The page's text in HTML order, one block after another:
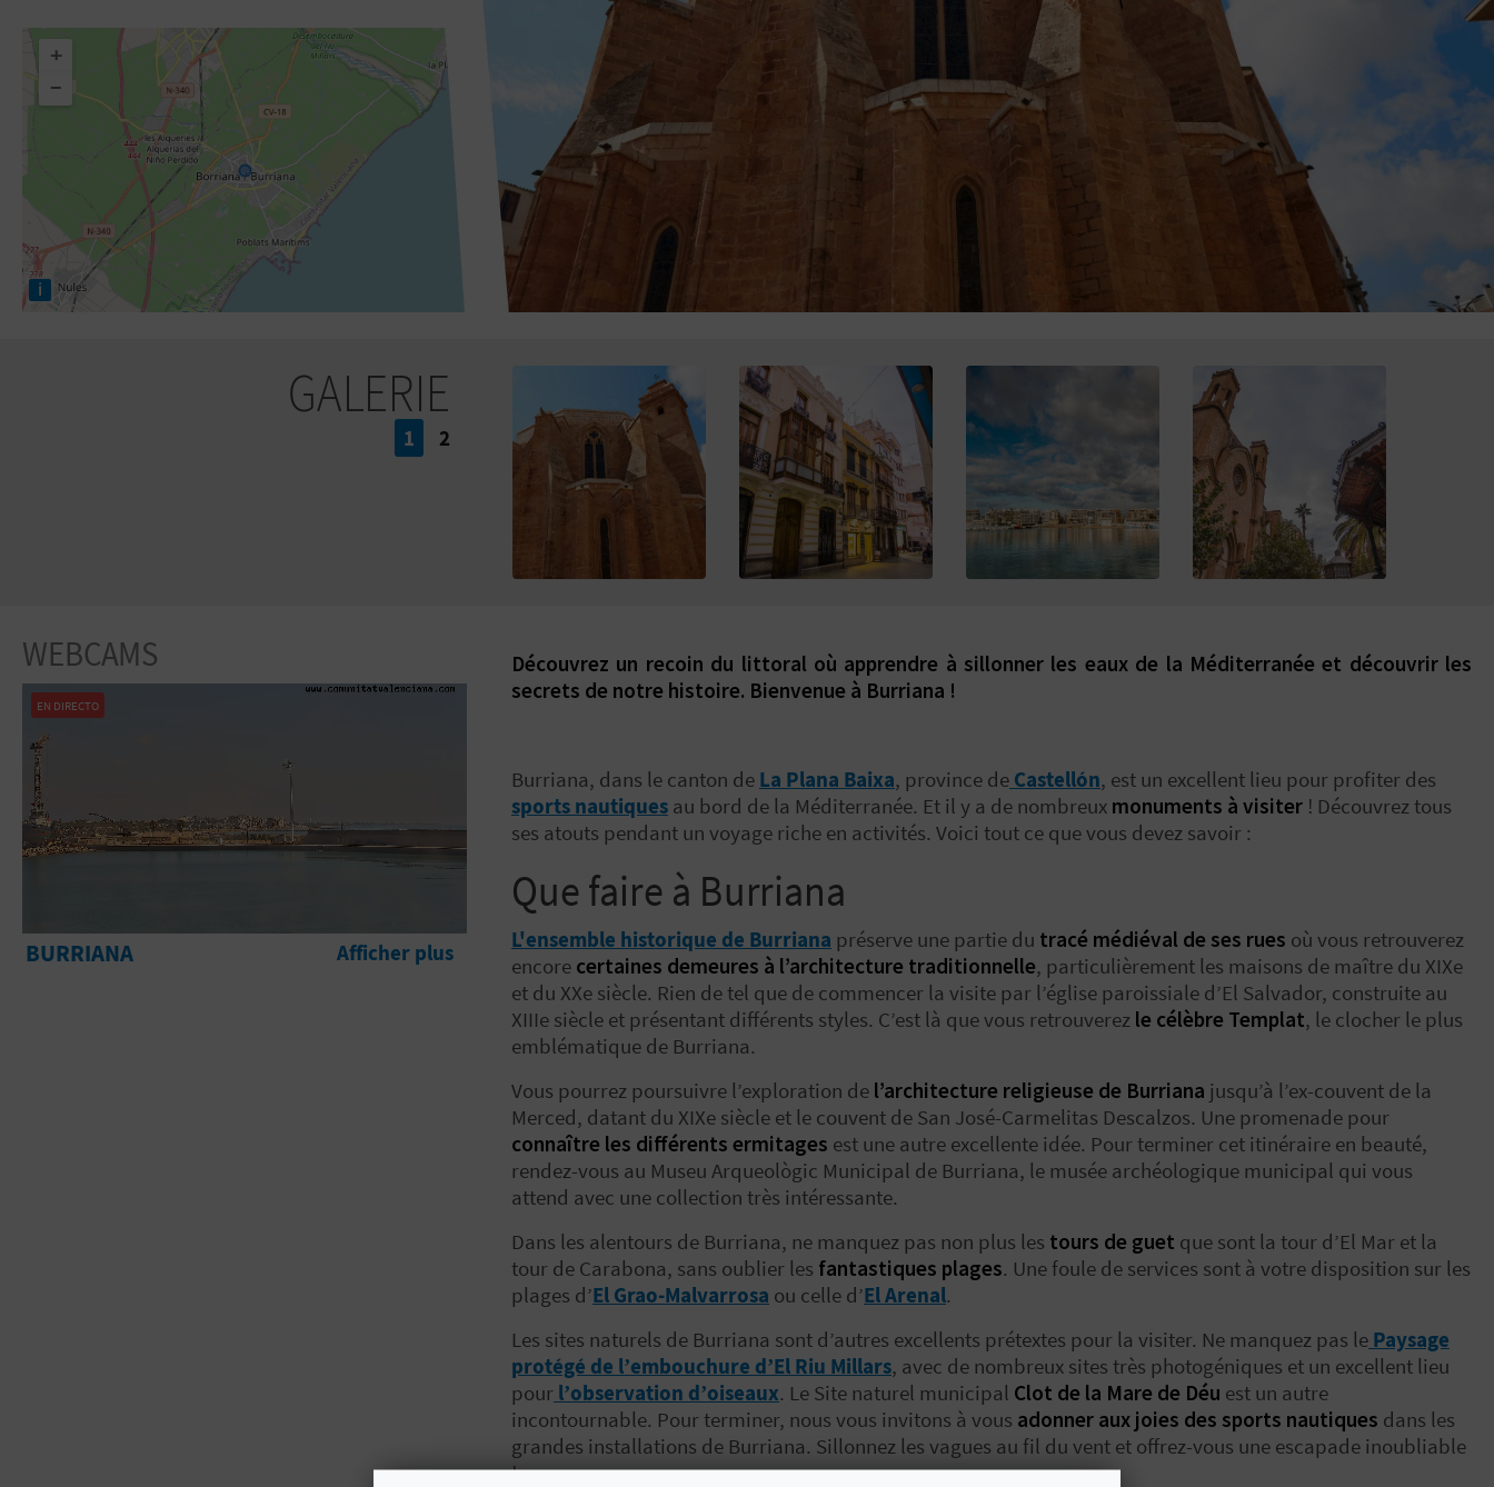
+
−
i
GALERIE
1 2
WEBCAMS
EN DIRECTO
BURRIANA Afficher plus
Découvrez un recoin du littoral où apprendre à sillonner les eaux de la Méditerranée et découvrir les
secrets de notre histoire. Bienvenue à Burriana !
Burriana, dans le canton de La Plana Baixa, province de Castellón, est un excellent lieu pour profiter des
sports nautiques au bord de la Méditerranée. Et il y a de nombreux monuments à visiter ! Découvrez tous
ses atouts pendant un voyage riche en activités. Voici tout ce que vous devez savoir :
Que faire à Burriana
L'ensemble historique de Burriana préserve une partie du tracé médiéval de ses rues où vous retrouverez
encore certaines demeures à l’architecture traditionnelle, particulièrement les maisons de maître du XIXe
et du XXe siècle. Rien de tel que de commencer la visite par l’église paroissiale d’El Salvador, construite au
XIIIe siècle et présentant différents styles. C’est là que vous retrouverez le célèbre Templat, le clocher le plus
emblématique de Burriana.
Vous pourrez poursuivre l’exploration de l’architecture religieuse de Burriana jusqu’à l’ex-couvent de la
Merced, datant du XIXe siècle et le couvent de San José-Carmelitas Descalzos. Une promenade pour
connaître les différents ermitages est une autre excellente idée. Pour terminer cet itinéraire en beauté,
rendez-vous au Museu Arqueològic Municipal de Burriana, le musée archéologique municipal qui vous
attend avec une collection très intéressante.
Dans les alentours de Burriana, ne manquez pas non plus les tours de guet que sont la tour d’El Mar et la
tour de Carabona, sans oublier les fantastiques plages. Une foule de services sont à votre disposition sur les
plages d’El Grao-Malvarrosa ou celle d’El Arenal.
Les sites naturels de Burriana sont d’autres excellents prétextes pour la visiter. Ne manquez pas le Paysage
protégé de l’embouchure d’El Riu Millars, avec de nombreux sites très photogéniques et un excellent lieu
pour l’observation d’oiseaux. Le Site naturel municipal Clot de la Mare de Déu est un autre
incontournable. Pour terminer, nous vous invitons à vous adonner aux joies des sports nautiques dans les
grandes installations de Burriana. Sillonnez les vagues au fil du vent et offrez-vous une escapade inoubliable
!